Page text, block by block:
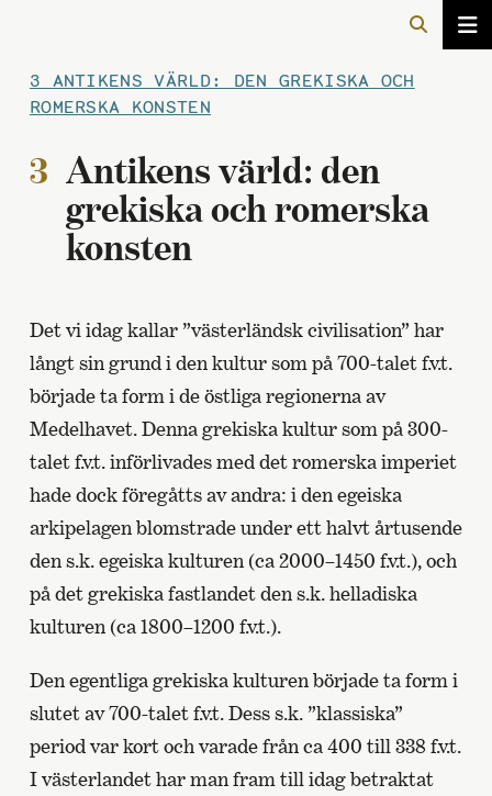
3 ANTIKENS VÄRLD: DEN GREKISKA OCH
ROMERSKA KONSTEN
3 Antikens värld: den
grekiska och romerska
konsten
Det vi idag kallar ”västerländsk civilisation” har
långt sin grund i den kultur som på 700-talet f.v.t.
började ta form i de östliga regionerna av
Medelhavet. Denna grekiska kultur som på 300-
talet f.v.t. införlivades med det romerska imperiet
hade dock föregåtts av andra: i den egeiska
arkipelagen blomstrade under ett halvt årtusende
den s.k. egeiska kulturen (ca 2000–1450 f.v.t.), och
på det grekiska fastlandet den s.k. helladiska
kulturen (ca 1800–1200 f.v.t.).
Den egentliga grekiska kulturen började ta form i
slutet av 700-talet f.v.t. Dess s.k. ”klassiska”
period var kort och varade från ca 400 till 338 f.v.t.
I västerlandet har man fram till idag betraktat